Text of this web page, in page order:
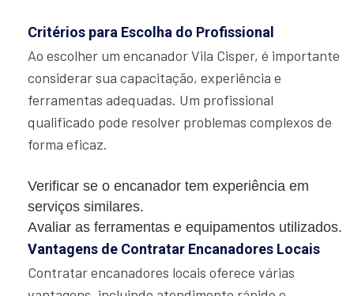
Critérios para Escolha do Profissional
Ao escolher um encanador Vila Cisper, é importante
considerar sua capacitação, experiência e
ferramentas adequadas. Um profissional
qualificado pode resolver problemas complexos de
forma eficaz.
Verificar se o encanador tem experiência em
serviços similares.
Avaliar as ferramentas e equipamentos utilizados.
Vantagens de Contratar Encanadores Locais
Contratar encanadores locais oferece várias